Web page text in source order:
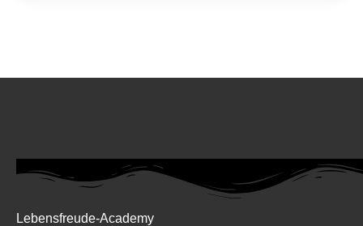
Lebensfreude-Academy